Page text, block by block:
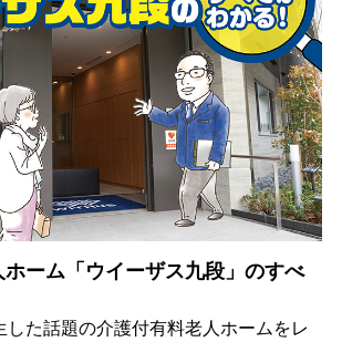
ーム「ウイーザス九段」のすべ
した話題の介護付有料老人ホームをレ